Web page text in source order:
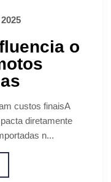
o
custos finaisA
diretamente
n...